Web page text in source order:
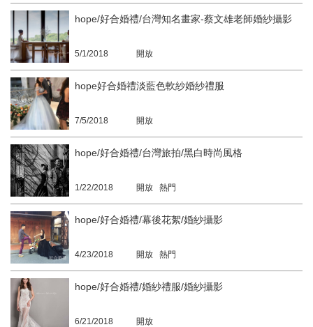
hope/好合婚禮/台灣知名畫家-蔡文雄老師婚紗攝影
5/1/2018 開放
hope好合婚禮淡藍色軟紗婚紗禮服
7/5/2018 開放
hope/好合婚禮/台灣旅拍/黑白時尚風格
1/22/2018 開放 熱門
hope/好合婚禮/幕後花絮/婚紗攝影
4/23/2018 開放 熱門
hope/好合婚禮/婚紗禮服/婚紗攝影
6/21/2018 開放